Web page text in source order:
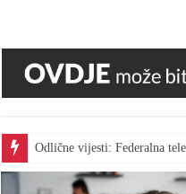
Odlične vijesti: Federalna